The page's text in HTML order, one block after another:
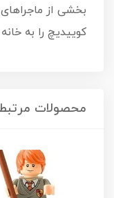
بخشی از
کوییدیچ را به خانه
محصولات